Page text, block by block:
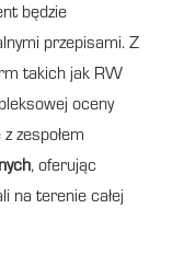
będzie
przepisami. Z
takich jak RW
oceny
zespołem
, oferując
na terenie całej